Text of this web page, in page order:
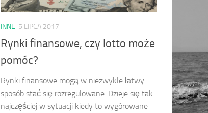
INNE 5 LIPCA 2017
Rynki finansowe, czy lotto może
pomóc?
Rynki finansowe mogą w niezwykle łatwy
sposób stać się rozregulowane. Dzieje się tak
najczęściej w sytuacji kiedy to wygórowane